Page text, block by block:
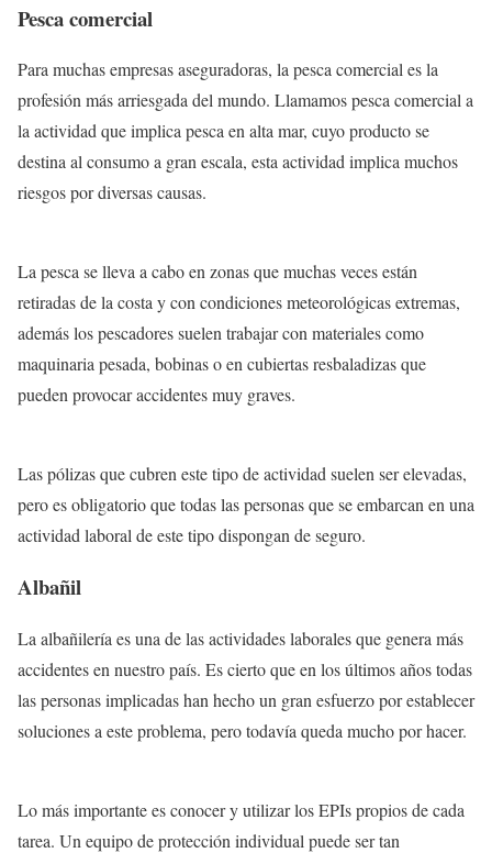
Pesca comercial
Para muchas empresas aseguradoras, la pesca comercial es la
profesión más arriesgada del mundo. Llamamos pesca comercial a
la actividad que implica pesca en alta mar, cuyo producto se
destina al consumo a gran escala, esta actividad implica muchos
riesgos por diversas causas.
La pesca se lleva a cabo en zonas que muchas veces están
retiradas de la costa y con condiciones meteorológicas extremas,
además los pescadores suelen trabajar con materiales como
maquinaria pesada, bobinas o en cubiertas resbaladizas que
pueden provocar accidentes muy graves.
Las pólizas que cubren este tipo de actividad suelen ser elevadas,
pero es obligatorio que todas las personas que se embarcan en una
actividad laboral de este tipo dispongan de seguro.
Albañil
La albañilería es una de las actividades laborales que genera más
accidentes en nuestro país. Es cierto que en los últimos años todas
las personas implicadas han hecho un gran esfuerzo por establecer
soluciones a este problema, pero todavía queda mucho por hacer.
Lo más importante es conocer y utilizar los EPIs propios de cada
tarea. Un equipo de protección individual puede ser tan